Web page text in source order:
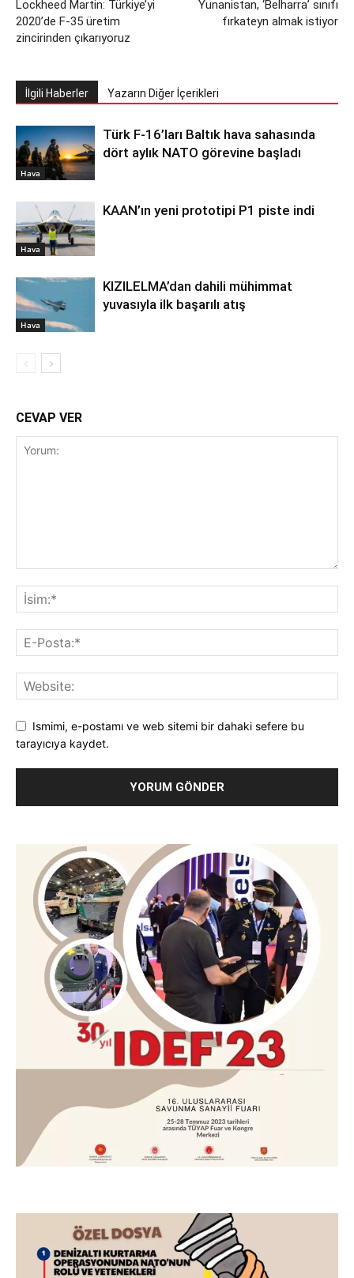
Lockheed Martin: Türkiye’yi
2020’de F-35 üretim
zincirinden çıkarıyoruz
Yunanistan, ‘Belharra’ sınıfı
fırkateyn almak istiyor
İlgili Haberler Yazarın Diğer İçerikleri
Hava
Türk F-16’ları Baltık hava sahasında
dört aylık NATO görevine başladı
Hava
KAAN’ın yeni prototipi P1 piste indi
Hava
KIZILELMA’dan dahili mühimmat
yuvasıyla ilk başarılı atış
CEVAP VER
Ismimi, e-postamı ve web sitemi bir dahaki sefere bu
tarayıcıya kaydet.